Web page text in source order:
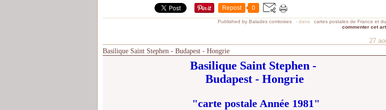
Repost 0
Published by Balades comtoises - dans
cartes postales de France et
commenter cet
27
Basilique Saint Stephen - Budapest - Hongrie
Basilique Saint Stephen -
Budapest - Hongrie
"carte postale Année 1981"